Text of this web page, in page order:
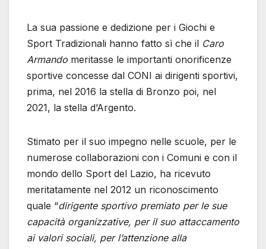
La sua passione e dedizione per i Giochi e
Sport Tradizionali hanno fatto sì che il Caro
Armando meritasse le importanti onorificenze
sportive concesse dal CONI ai dirigenti sportivi,
prima, nel 2016 la stella di Bronzo poi, nel
2021, la stella d’Argento.
Stimato per il suo impegno nelle scuole, per le
numerose collaborazioni con i Comuni e con il
mondo dello Sport del Lazio, ha ricevuto
meritatamente nel 2012 un riconoscimento
quale “dirigente sportivo premiato per le sue
capacità organizzative, per il suo attaccamento
ai valori sociali, per l’attenzione alla